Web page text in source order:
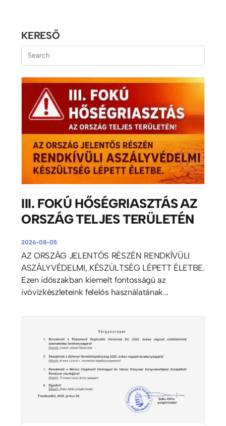
KERESŐ
III. FOKÚ HŐSÉGRIASZTÁS AZ
ORSZÁG TELJES TERÜLETÉN
2026-08-05
AZ ORSZÁG JELENTŐS RÉSZÉN RENDKÍVÜLI
ASZÁLYVÉDELMI, KÉSZÜLTSÉG LÉPETT ÉLETBE.
Ezen időszakban kiemelt fontosságú az
ivóvízkészleteink felelős használatának...